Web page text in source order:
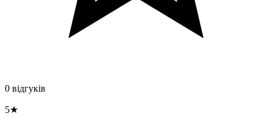
0 відгуків
5★